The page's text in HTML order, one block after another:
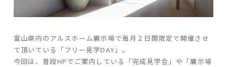
- 設計コンセプト
デザイン
富山県内のアルスホーム展示場で毎月２日間限定で開催させ
て頂いている「フリー見学DAY」。
今回は、普段HPでご案内している「完成見学会」や「展示場